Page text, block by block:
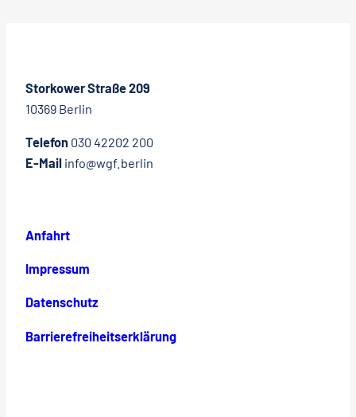
Storkower Straße 209
10369 Berlin
Telefon 030 42202 200
E-Mail info@wgf.berlin
Anfahrt
Impressum
Datenschutz
Barrierefreiheitserklärung